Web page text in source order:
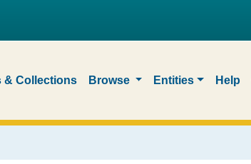
& Collections Browse Entities Help